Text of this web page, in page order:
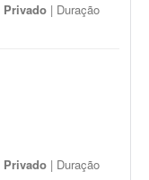
Privado | Duração
Privado | Duração